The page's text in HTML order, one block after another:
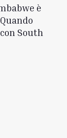
è
South